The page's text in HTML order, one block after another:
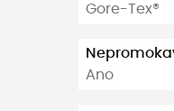
Gore-Tex®
Ano